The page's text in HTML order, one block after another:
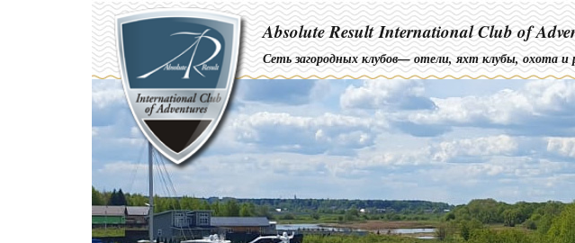
Absolute ResultInternational Club of
Сеть загородных клубов— отели, яхт клубы, охота и